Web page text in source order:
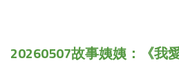
20260507故事姨姨：《我